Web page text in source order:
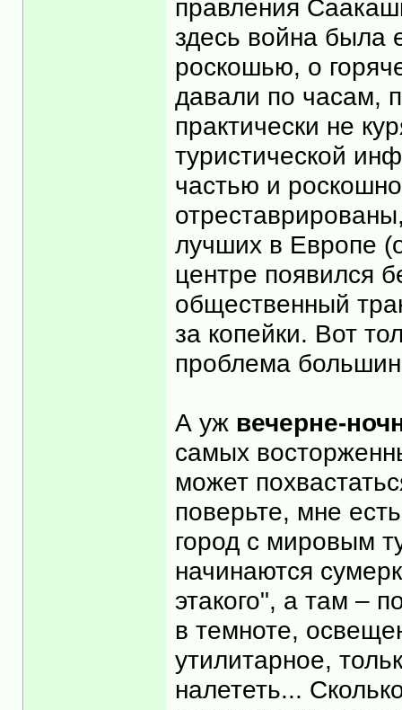
правления
здесь война была
роскошью, о
давали по часам,
практически не
туристической
частью и
лучших в Европе
центре появился
общественный
за копейки. Вот
проблема
А уж вечерне-
самых
может
поверьте, мне
город с мировым
начинаются
этакого", а там –
в темноте,
утилитарное,
налететь...